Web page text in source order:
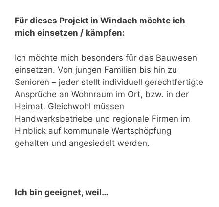
Für dieses Projekt in Windach möchte ich
mich einsetzen / kämpfen:
Ich möchte mich besonders für das Bauwesen
einsetzen. Von jungen Familien bis hin zu
Senioren – jeder stellt individuell gerechtfertigte
Ansprüche an Wohnraum im Ort, bzw. in der
Heimat. Gleichwohl müssen
Handwerksbetriebe und regionale Firmen im
Hinblick auf kommunale Wertschöpfung
gehalten und angesiedelt werden.
Ich bin geeignet, weil…